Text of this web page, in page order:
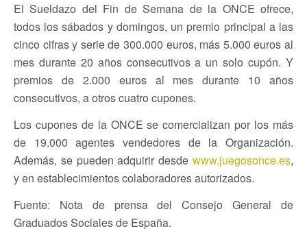
El Sueldazo del Fin de Semana de la ONCE ofrece,
todos los sábados y domingos, un premio principal a las
cinco cifras y serie de 300.000 euros, más 5.000 euros al
mes durante 20 años consecutivos a un solo cupón. Y
premios de 2.000 euros al mes durante 10 años
consecutivos, a otros cuatro cupones.
Los cupones de la ONCE se comercializan por los más
de 19.000 agentes vendedores de la Organización.
Además, se pueden adquirir desde www.juegosonce.es,
y en establecimientos colaboradores autorizados.
Fuente: Nota de prensa del Consejo General de
Graduados Sociales de España.